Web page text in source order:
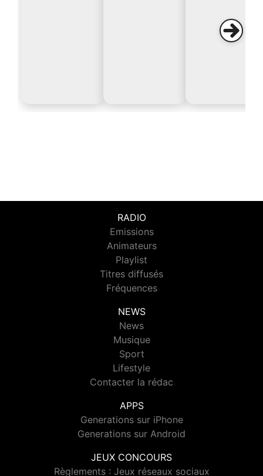
RADIO
Emissions
Animateurs
Playlist
Titres diffusés
Fréquences
NEWS
News
Musique
Sport
Lifestyle
Contacter la rédac
APPS
Generations sur iPhone
Generations sur Android
JEUX CONCOURS
Règlements : Jeux réseaux sociaux